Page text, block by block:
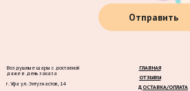
Отправить
ОТЗЫВЫ
ГЛАВНАЯ
ДОСТАВКА/ОПЛАТА
Воздушные шары с доставкой
даже в день заказа
г. Уфа ул. Энтузиастов, 14